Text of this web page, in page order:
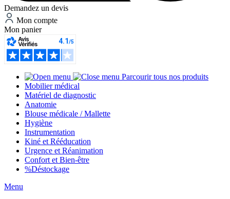
Demandez un devis
Mon compte
Mon panier
Parcourir tous nos produits
Mobilier médical
Matériel de diagnostic
Anatomie
Blouse médicale / Mallette
Hygiène
Instrumentation
Kiné et Rééducation
Urgence et Réanimation
Confort et Bien-être
%Déstockage
Menu